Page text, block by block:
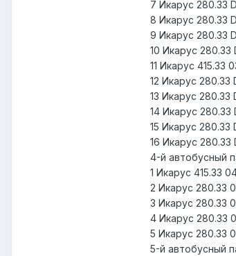
7 Икарус 280.33
8 Икарус 280.33
9 Икарус 280.33
10 Икарус
11 Икарус 415.33
12 Икарус
13 Икарус
14 Икарус 280.33
15 Икарус 280.33
16 Икарус
4-й автобусный
1 Икарус 415.33
2 Икарус 280.33
3 Икарус 280.33
4 Икарус 280.33
5 Икарус 280.33
5-й автобусный